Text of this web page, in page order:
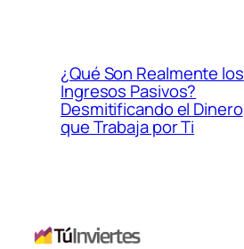
¿Qué Son Realmente los
Ingresos Pasivos?
Desmitificando el Dinero
que Trabaja por Ti